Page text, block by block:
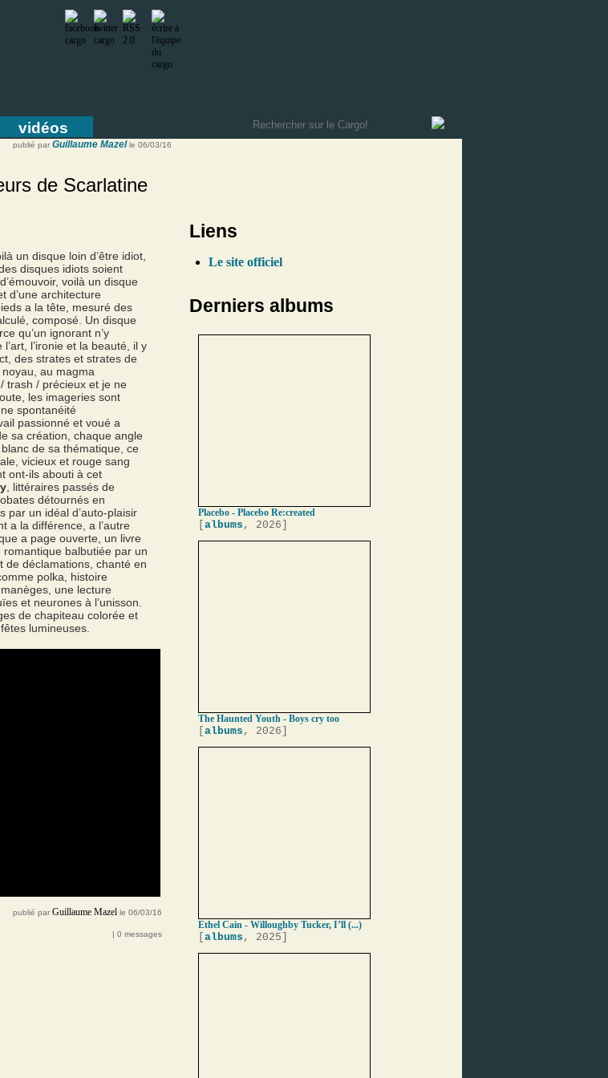
vidéos
publié par Guillaume Mazelle 06/03/16
de Scarlatine
un disque loin d’être idiot,
disques idiots soient
voilà un disque
d’une architecture
a la tête, mesuré des
composé. Un disque
qu’un ignorant n’y
l’ironie et la beauté, il y
des strates et strates de
au magma
trash / précieux et je ne
les imageries sont
spontanéité
passionné et voué a
sa création, chaque angle
de sa thématique, ce
vicieux et rouge sang
ont-ils abouti à cet
, littéraires passés de
détournés en
par un idéal d’auto-plaisir
a la différence, a l’autre
a page ouverte, un livre
balbutiée par un
de déclamations, chanté en
polka, histoire
une lecture
et neurones à l’unisson.
de chapiteau colorée et
lumineuses.
publié par Guillaume Mazel le 06/03/16
| 0 messages
Liens
Le site officiel
Derniers albums
Placebo - Placebo Re:created
albums , 2026]
The Haunted Youth - Boys cry too
albums , 2026]
Ethel Cain - Willoughby Tucker, I’ll (...)
albums , 2025]